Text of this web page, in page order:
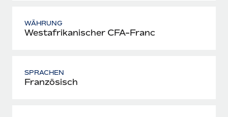
WÄHRUNG
Westafrikanischer CFA-Franc
SPRACHEN
Französisch